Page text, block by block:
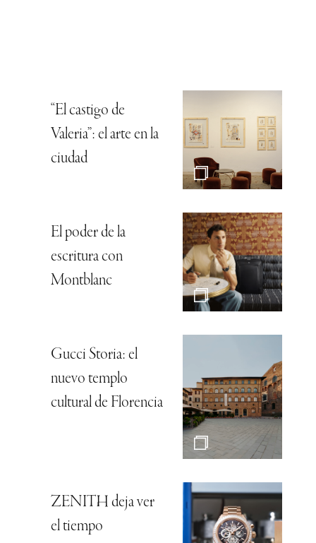
“El castigo de
Valeria”: el arte en la
ciudad
El poder de la
escritura con
Montblanc
Gucci Storia: el
nuevo templo
cultural de Florencia
ZENITH deja ver
el tiempo